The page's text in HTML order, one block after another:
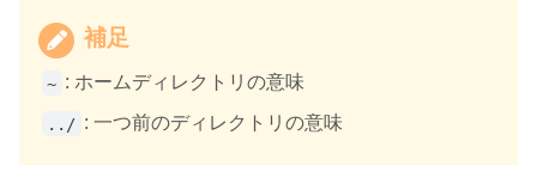
補足
~ : ホームディレクトリの意味
../ : 一つ前のディレクトリの意味